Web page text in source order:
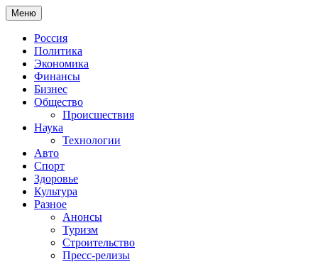
Меню
Россия
Политика
Экономика
Финансы
Бизнес
Общество
Происшествия
Наука
Технологии
Авто
Спорт
Здоровье
Культура
Разное
Анонсы
Туризм
Строительство
Пресс-релизы